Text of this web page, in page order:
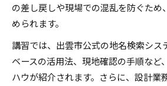
の差し戻しや現場での混乱を防ぐため
められます。
講習では、出雲市公式の地名検索シス
ベースの活用法、現地確認の手順など
ハウが紹介されます。さらに、設計業